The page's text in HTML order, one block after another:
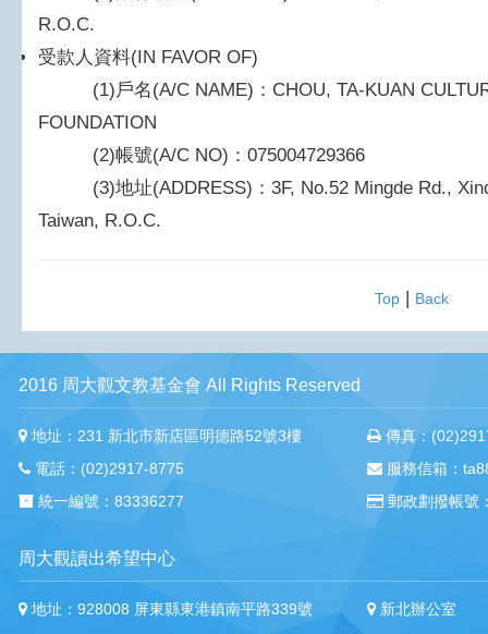
R.O.C.
受款人資料(IN FAVOR OF)
(1)戶名(A/C NAME)：CHOU, TA-KUAN
FOUNDATION
(2)帳號(A/C NO)：075004729366
(3)地址(ADDRESS)：3F, No.52 Mingde Rd.,
Taiwan, R.O.C.
Top| Back
2016 周大觀文教基金會 All Rights Reserved
地址：231 新北市新店區明德路52號3樓
電話：(02)2917-8775
統一編號：83336277
傳真：
服務信箱：
郵政劃撥帳號
周大觀讀出希望中心
地址：928008 屏東縣東港鎮南平路339號
新北辦公室